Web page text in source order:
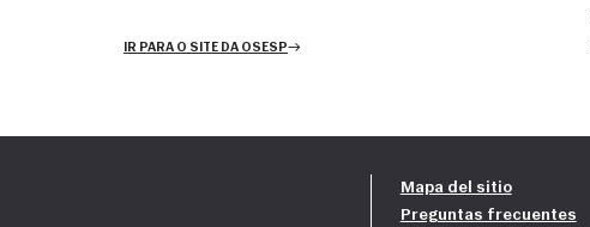
IR PARA O SITE DA OSESP
Mapa del sitio
Preguntas frecuentes